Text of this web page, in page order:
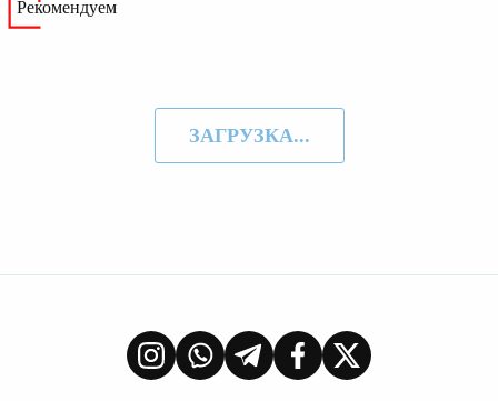
Рекомендуем
ЗАГРУЗКА...